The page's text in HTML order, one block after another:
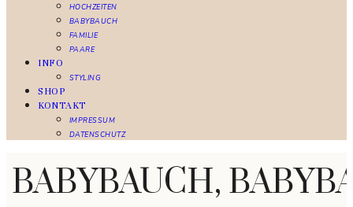
HOCHZEITEN
BABYBAUCH
FAMILIE
PAARE
INFO
STYLING
SHOP
KONTAKT
IMPRESSUM
DATENSCHUTZ
BABYBAUCH,